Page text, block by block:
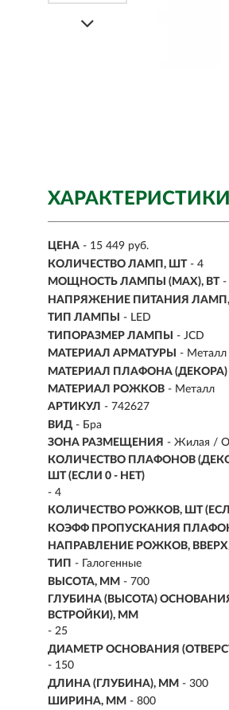
ХАРАКТЕРИСТИКИ
ЦЕНА - 15 449 руб.
КОЛИЧЕСТВО ЛАМП, ШТ - 4
МОЩНОСТЬ ЛАМПЫ (MAX), ВТ -
НАПРЯЖЕНИЕ ПИТАНИЯ
ТИП ЛАМПЫ
- LED
ТИПОРАЗМЕР ЛАМПЫ
- JCD
МАТЕРИАЛ АРМАТУРЫ
- Металл
МАТЕРИАЛ ПЛАФОНА (ДЕКОРА)
МАТЕРИАЛ РОЖКОВ - Металл
АРТИКУЛ - 742627
ВИД - Бра
ЗОНА РАЗМЕЩЕНИЯ - Жилая /
КОЛИЧЕСТВО ПЛАФОНОВ
ШТ (ЕСЛИ 0 - НЕТ)
- 4
КОЛИЧЕСТВО РОЖКОВ, ШТ
КОЭФФ ПРОПУСКАНИЯ
НАПРАВЛЕНИЕ РОЖКОВ,
ТИП -
Галогенные
ВЫСОТА, ММ - 700
ГЛУБИНА (ВЫСОТА)
ВСТРОЙКИ), ММ
- 25
ДИАМЕТР ОСНОВАНИЯ
- 150
ДЛИНА (ГЛУБИНА), ММ - 300
ШИРИНА, ММ - 800